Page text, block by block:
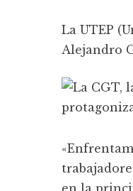
La UTEP
Alejandro
en la